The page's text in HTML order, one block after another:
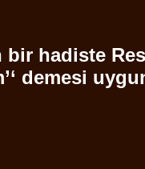
bir hadiste
demesi